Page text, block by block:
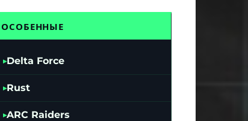
ОСОБЕННЫЕ
Delta Force
Rust
ARC Raiders